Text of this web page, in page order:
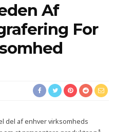
Af
For
del af enhver virksomheds